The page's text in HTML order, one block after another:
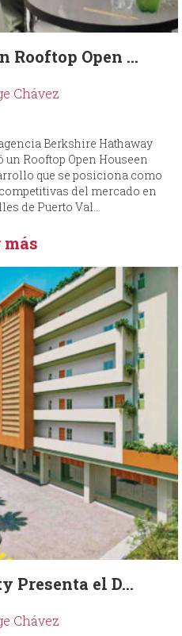
Rooftop Open ...
Chávez
Berkshire Hathaway
Rooftop Open Houseen
que se posiciona como
del mercado en
de Puerto Val...
más
Presenta el D...
Chávez